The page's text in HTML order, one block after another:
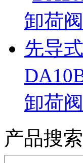
卸荷阀
产品搜索